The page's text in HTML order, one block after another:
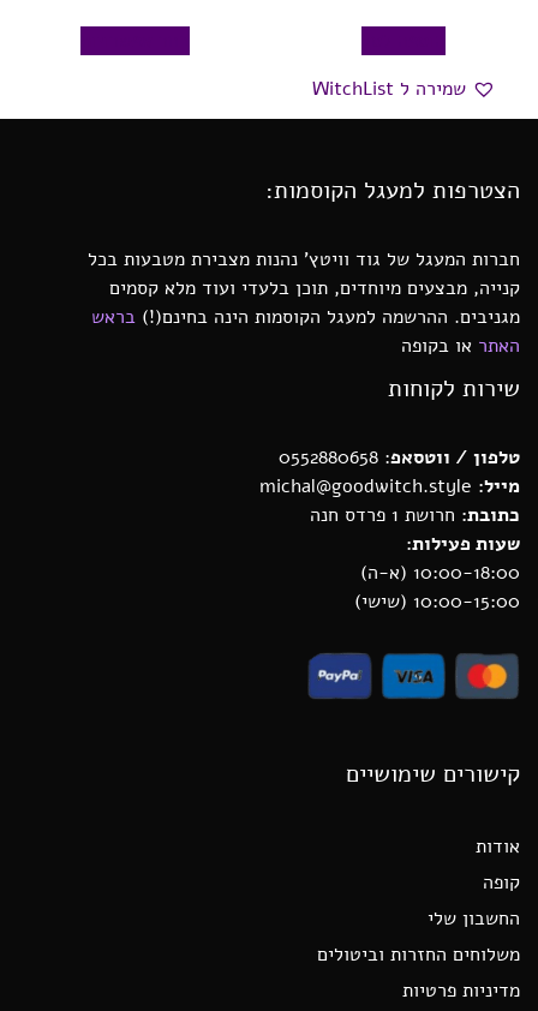
שמירה ל WitchList
הצטרפות למעגל הקוסמות:
חברות המעגל של גוד וויטץ’ נהנות מצבירת מטבעות בכל
קנייה, מבצעים מיוחדים, תוכן בלעדי ועוד מלא קסמים
מגניבים. ההרשמה למעגל הקוסמות הינה בחינם(!) בראש
האתר או בקופה
שירות לקוחות
טלפון / ווטסאפ: 0552880658
מייל:
כתובת: חרושת 1 פרדס חנה
שעות פעילות:
10:00-18:00 (א-ה)
10:00-15:00 (שישי)
קישורים שימושיים
אודות
קופה
החשבון שלי
משלוחים החזרות וביטולים
מדיניות פרטיות